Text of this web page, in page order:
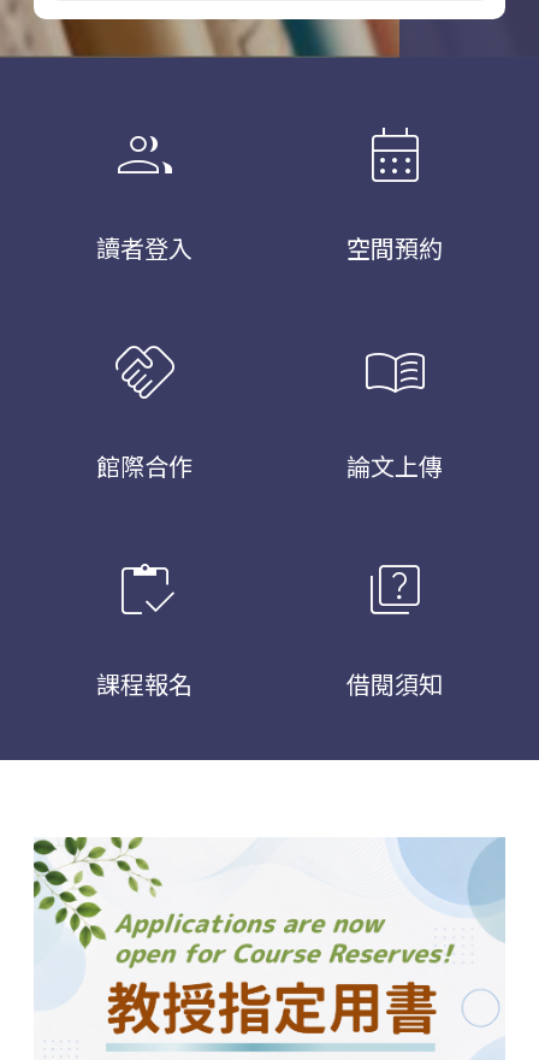
group
讀者登入
calendar_month
空間預約
handshake
館際合作
menu_book
論文上傳
inventory
課程報名
quiz
借閱須知